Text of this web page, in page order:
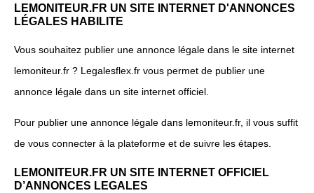
LEMONITEUR.FR UN SITE INTERNET D'ANNONCES
LÉGALES HABILITE
Vous souhaitez publier une annonce légale dans le site internet
lemoniteur.fr ? Legalesflex.fr vous permet de publier une
annonce légale dans un site internet officiel.
Pour publier une annonce légale dans lemoniteur.fr, il vous suffit
de vous connecter à la plateforme et de suivre les étapes.
LEMONITEUR.FR UN SITE INTERNET OFFICIEL
D’ANNONCES LEGALES